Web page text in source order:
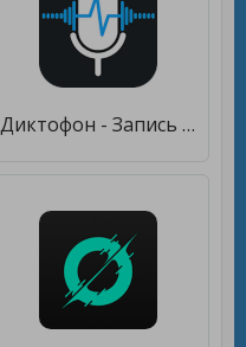
Диктофон - Запись звука голоса аудио & Звукозапись [Полная версия]